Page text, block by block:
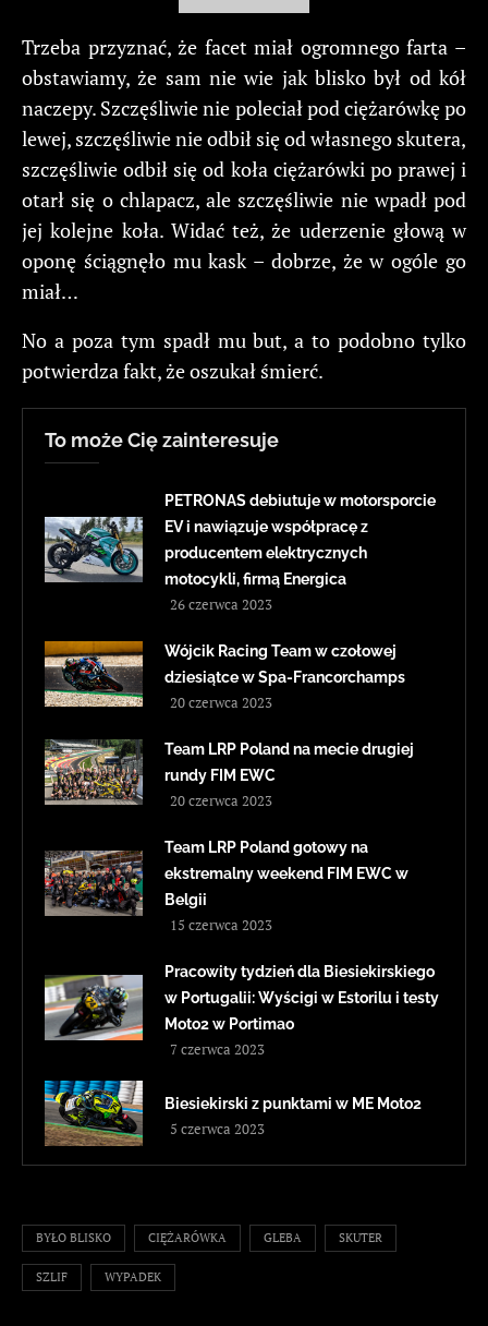
Trzeba przyznać, że facet miał ogromnego farta –
obstawiamy, że sam nie wie jak blisko był od kół
naczepy. Szczęśliwie nie poleciał pod ciężarówkę po
lewej, szczęśliwie nie odbił się od własnego skutera,
szczęśliwie odbił się od koła ciężarówki po prawej i
otarł się o chlapacz, ale szczęśliwie nie wpadł pod
jej kolejne koła. Widać też, że uderzenie głową w
oponę ściągnęło mu kask – dobrze, że w ogóle go
miał…
No a poza tym spadł mu but, a to podobno tylko
potwierdza fakt, że oszukał śmierć.
To może Cię zainteresuje
PETRONAS debiutuje w motorsporcie
EV i nawiązuje współpracę z
producentem elektrycznych
motocykli, firmą Energica
26 czerwca 2023
Wójcik Racing Team w czołowej
dziesiątce w Spa-Francorchamps
20 czerwca 2023
Team LRP Poland na mecie drugiej
rundy FIM EWC
20 czerwca 2023
Team LRP Poland gotowy na
ekstremalny weekend FIM EWC w
Belgii
15 czerwca 2023
Pracowity tydzień dla Biesiekirskiego
w Portugalii: Wyścigi w Estorilu i testy
Moto2 w Portimao
7 czerwca 2023
Biesiekirski z punktami w ME Moto2
5 czerwca 2023
BYŁO BLISKO CIĘŻARÓWKA GLEBA SKUTER
SZLIF WYPADEK